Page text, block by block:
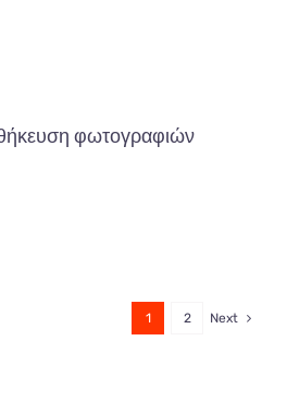
φωτογραφιών
1 2 Next